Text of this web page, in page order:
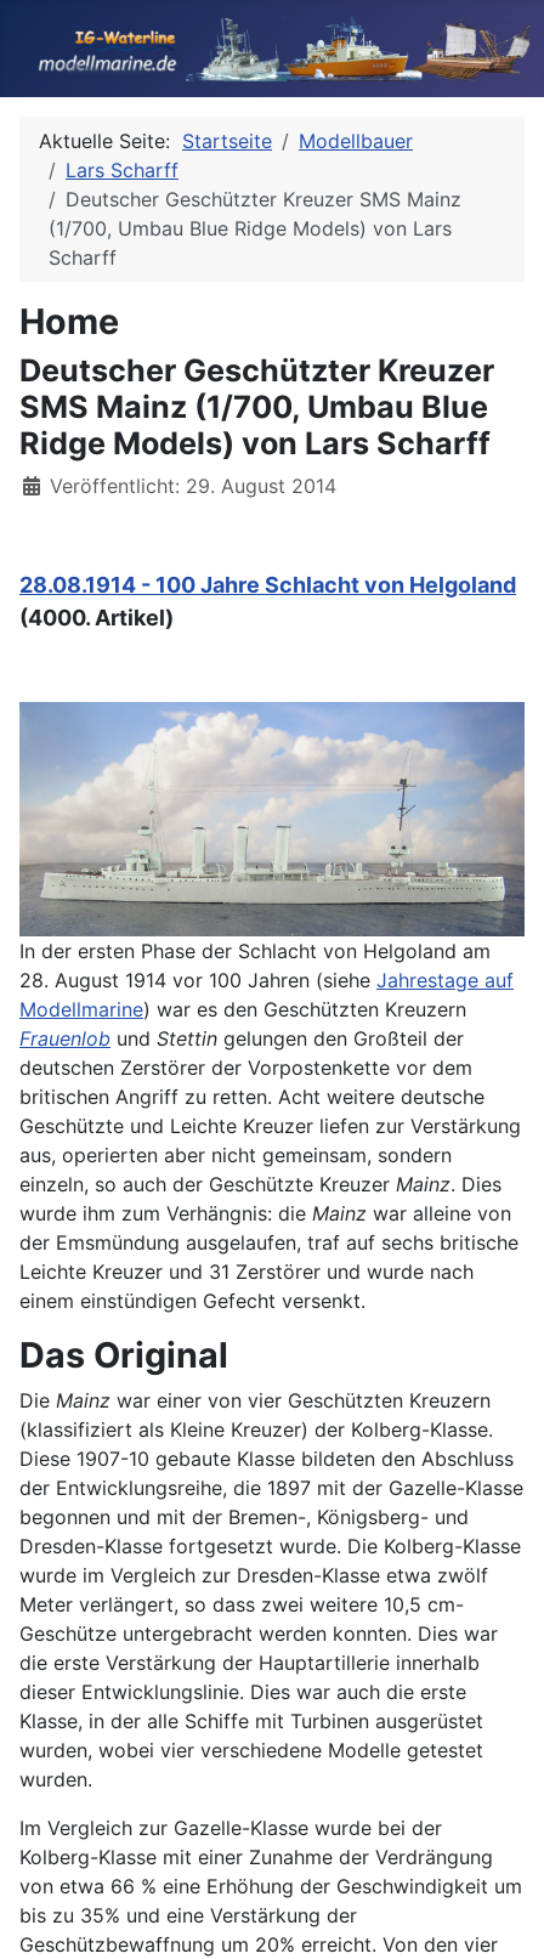
Aktuelle Seite: Startseite
Modellbauer
Lars Scharff
Deutscher Geschützter Kreuzer SMS Mainz
(1/700, Umbau Blue Ridge Models) von Lars
Scharff
Home
Deutscher Geschützter Kreuzer
SMS Mainz (1/700, Umbau Blue
Ridge Models) von Lars Scharff
Details
Veröffentlicht: 29. August 2014
28.08.1914 - 100 Jahre Schlacht von Helgoland
(4000. Artikel)
In der ersten Phase der Schlacht von Helgoland am
28. August 1914 vor 100 Jahren (siehe Jahrestage auf
Modellmarine) war es den Geschützten Kreuzern
Frauenlob und Stettin gelungen den Großteil der
deutschen Zerstörer der Vorpostenkette vor dem
britischen Angriff zu retten. Acht weitere deutsche
Geschützte und Leichte Kreuzer liefen zur Verstärkung
aus, operierten aber nicht gemeinsam, sondern
einzeln, so auch der Geschützte Kreuzer Mainz. Dies
wurde ihm zum Verhängnis: die Mainz war alleine von
der Emsmündung ausgelaufen, traf auf sechs britische
Leichte Kreuzer und 31 Zerstörer und wurde nach
einem einstündigen Gefecht versenkt.
Das Original
Die Mainz war einer von vier Geschützten Kreuzern
(klassifiziert als Kleine Kreuzer) der Kolberg-Klasse.
Diese 1907-10 gebaute Klasse bildeten den Abschluss
der Entwicklungsreihe, die 1897 mit der Gazelle-Klasse
begonnen und mit der Bremen-, Königsberg- und
Dresden-Klasse fortgesetzt wurde. Die Kolberg-Klasse
wurde im Vergleich zur Dresden-Klasse etwa zwölf
Meter verlängert, so dass zwei weitere 10,5 cm-
Geschütze untergebracht werden konnten. Dies war
die erste Verstärkung der Hauptartillerie innerhalb
dieser Entwicklungslinie. Dies war auch die erste
Klasse, in der alle Schiffe mit Turbinen ausgerüstet
wurden, wobei vier verschiedene Modelle getestet
wurden.
Im Vergleich zur Gazelle-Klasse wurde bei der
Kolberg-Klasse mit einer Zunahme der Verdrängung
von etwa 66 % eine Erhöhung der Geschwindigkeit um
bis zu 35% und eine Verstärkung der
Geschützbewaffnung um 20% erreicht. Von den vier